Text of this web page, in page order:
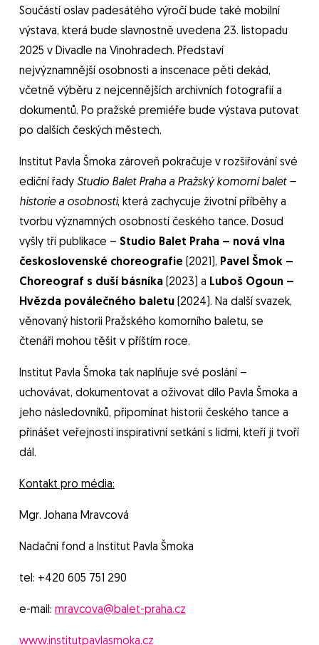
Součástí oslav padesátého výročí bude také mobilní
výstava, která bude slavnostně uvedena 23. listopadu
2025 v Divadle na Vinohradech. Představí
nejvýznamnější osobnosti a inscenace pěti dekád,
včetně výběru z nejcennějších archivních fotografií a
dokumentů. Po pražské premiéře bude výstava putovat
po dalších českých městech.
Institut Pavla Šmoka zároveň pokračuje v rozšiřování své
ediční řady Studio Balet Praha a Pražský komorní balet –
historie a osobnosti, která zachycuje životní příběhy a
tvorbu významných osobností českého tance. Dosud
vyšly tři publikace – Studio Balet Praha – nová vlna
československé choreografie(2021), Pavel Šmok –
Choreograf s duší básníka(2023) a Luboš Ogoun –
Hvězda poválečného baletu(2024). Na další svazek,
věnovaný historii Pražského komorního baletu, se
čtenáři mohou těšit v příštím roce.
Institut Pavla Šmoka tak naplňuje své poslání –
uchovávat, dokumentovat a oživovat dílo Pavla Šmoka a
jeho následovníků, připomínat historii českého tance a
přinášet veřejnosti inspirativní setkání s lidmi, kteří ji tvoří
dál.
Kontakt pro média:
Mgr. Johana Mravcová
Nadační fond a Institut Pavla Šmoka
tel: +420 605 751 290
e-mail: mravcova@balet-praha.cz
www.institutpavlasmoka.cz